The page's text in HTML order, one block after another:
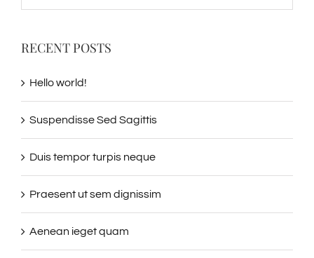
RECENT POSTS
Hello world!
Suspendisse Sed Sagittis
Duis tempor turpis neque
Praesent ut sem dignissim
Aenean ieget quam